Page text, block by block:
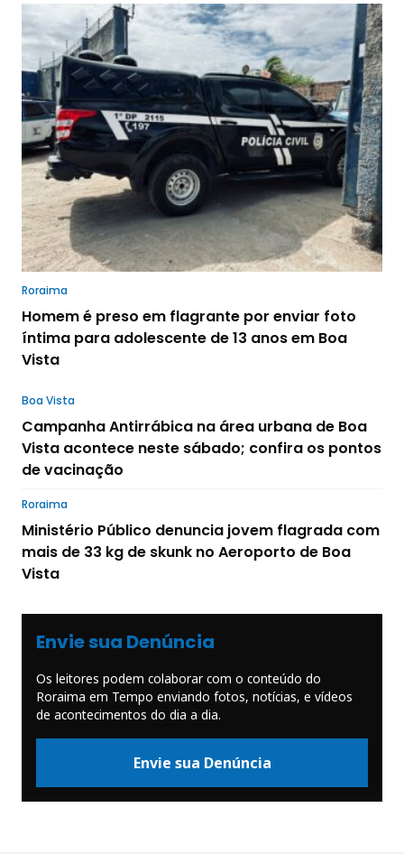
Roraima
Homem é preso em flagrante por enviar foto
íntima para adolescente de 13 anos em Boa
Vista
Boa Vista
Campanha Antirrábica na área urbana de Boa
Vista acontece neste sábado; confira os pontos
de vacinação
Roraima
Ministério Público denuncia jovem flagrada com
mais de 33 kg de skunk no Aeroporto de Boa
Vista
Envie sua Denúncia
Os leitores podem colaborar com o conteúdo do
Roraima em Tempo enviando fotos, notícias, e vídeos
de acontecimentos do dia a dia.
Envie sua Denúncia